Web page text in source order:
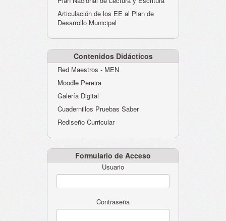
Articulación de los EE al Plan de
Desarrollo Municipal
Contenidos Didácticos
Red Maestros - MEN
Moodle Pereira
Galería Digital
Cuadernillos Pruebas Saber
Rediseño Curricular
Formulario de Acceso
Usuario
Contraseña